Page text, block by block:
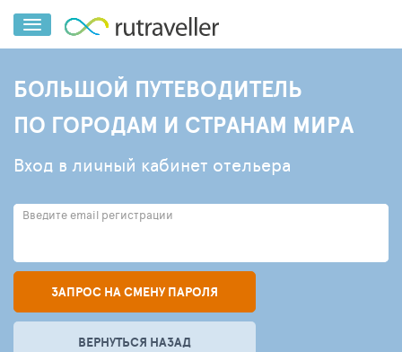
БОЛЬШОЙ ПУТЕВОДИТЕЛЬ
ПО ГОРОДАМ И СТРАНАМ МИРА
Вход в личный кабинет отельера
Введите email регистрации
ЗАПРОС НА СМЕНУ ПАРОЛЯ
ВЕРНУТЬСЯ НАЗАД